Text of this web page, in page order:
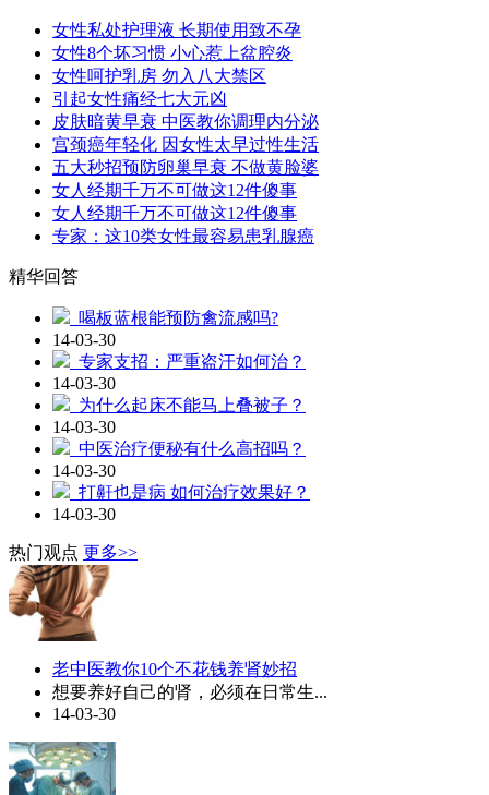
女性私处护理液 长期使用致不孕
女性8个坏习惯 小心惹上盆腔炎
女性呵护乳房 勿入八大禁区
引起女性痛经七大元凶
皮肤暗黄早衰 中医教你调理内分泌
宫颈癌年轻化 因女性太早过性生活
五大秒招预防卵巢早衰 不做黄脸婆
女人经期千万不可做这12件傻事
女人经期千万不可做这12件傻事
专家：这10类女性最容易患乳腺癌
精华回答
喝板蓝根能预防禽流感吗?
14-03-30
专家支招：严重盗汗如何治？
14-03-30
为什么起床不能马上叠被子？
14-03-30
中医治疗便秘有什么高招吗？
14-03-30
打鼾也是病 如何治疗效果好？
14-03-30
热门观点 更多>>
老中医教你10个不花钱养肾妙招
想要养好自己的肾，必须在日常生...
14-03-30